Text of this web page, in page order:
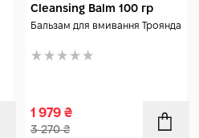
Cleansing Balm 100 гр
Бальзам для вмивання Троянда
1 979 ₴
3 270₴